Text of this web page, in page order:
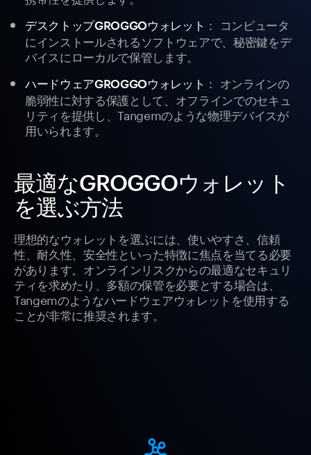
デスクトップGROGGOウォレット ： コンピュータ
にインストールされるソフトウェアで、秘密鍵をデ
バイスにローカルで保管します。
ハードウェアGROGGOウォレット ： オンラインの
脆弱性に対する保護として、オフラインでのセキュ
リティを提供し、Tangemのような物理デバイスが
用いられます。
最適なGROGGOウォレット
を選ぶ方法
理想的なウォレットを選ぶには、使いやすさ、信頼
性、耐久性、安全性といった特徴に焦点を当てる必要
があります。オンラインリスクからの最適なセキュリ
ティを求めたり、多額の保管を必要とする場合は、
Tangemのようなハードウェアウォレットを使用する
ことが非常に推奨されます。